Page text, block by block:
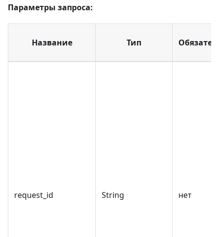
Параметры запроса:
Название Тип
request_id String нет